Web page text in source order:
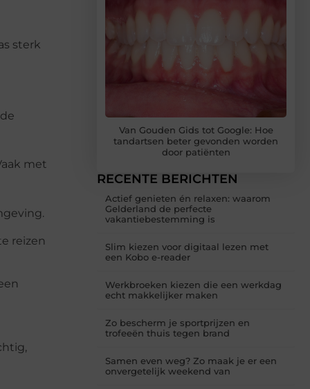
sterk
met
reizen
Van Gouden Gids tot Google: Hoe
tandartsen beter gevonden worden
door patiënten
RECENTE BERICHTEN
Actief genieten én relaxen: waarom
Gelderland de perfecte
vakantiebestemming is
Slim kiezen voor digitaal lezen met
een Kobo e-reader
Werkbroeken kiezen die een werkdag
echt makkelijker maken
Zo bescherm je sportprijzen en
trofeeën thuis tegen brand
Samen even weg? Zo maak je er een
onvergetelijk weekend van